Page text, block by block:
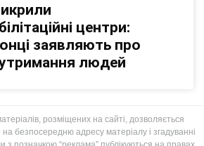
центри:
заявляють про
людей
розміщених на сайті, дозволяється
безпосередню адресу матеріалу і згадуванні